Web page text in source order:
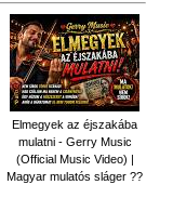
Elmegyek az éjszakába
mulatni - Gerry Music
(Official Music Video) |
Magyar mulatós sláger ??